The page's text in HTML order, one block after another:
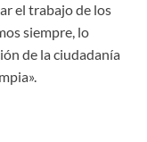
el trabajo de los
siempre, lo
de la ciudadanía